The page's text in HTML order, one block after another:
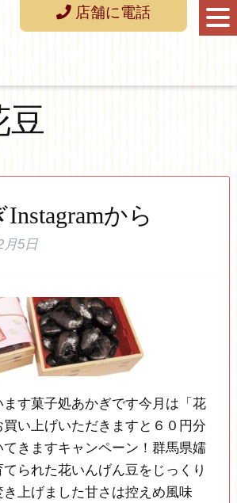
豆
から
月5日
す菓子処あかぎです今月は「花
い上げいただきますと６０円分
きますキャンペーン！群馬県嬬
られた花いんげん豆をじっくり
き上げました甘さは控えめ風味
店舗に電話